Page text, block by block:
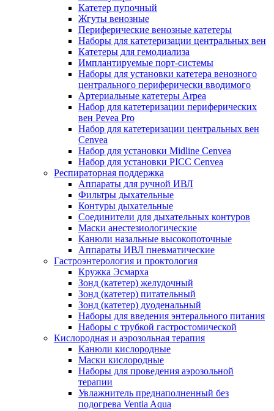
Катетер пупочный
Жгуты венозные
Периферические венозные катетеры
Наборы для катетеризации центральных вен
Катетеры для гемодиализа
Имплантируемые порт‑системы
Наборы для установки катетера венозного
центрального периферически вводимого
Артериальные катетеры Arpea
Набор для катетеризации периферических
вен Pevea Pro
Набор для катетеризации центральных вен
Cenvea
Набор для установки Midline Cenvea
Набор для установки PICC Cenvea
Респираторная поддержка
Аппараты для ручной ИВЛ
Фильтры дыхательные
Контуры дыхательные
Соединители для дыхательных контуров
Маски анестезиологические
Канюли назальные высокопоточные
Аппараты ИВЛ пневматические
Гастроэнтерология и проктология
Кружка Эсмарха
Зонд (катетер) желудочный
Зонд (катетер) питательный
Зонд (катетер) дуоденальный
Наборы для введения энтерального питания
Наборы с трубкой гастростомической
Кислородная и аэрозольная терапия
Канюли кислородные
Маски кислородные
Наборы для проведения аэрозольной
терапии
Увлажнитель преднаполненный без
подогрева Ventia Aqua